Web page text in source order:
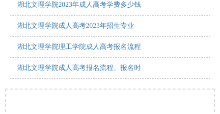
湖北文理学院2023年成人高考学费多少钱
湖北文理学院成人高考2023年招生专业
湖北文理学院理工学院成人高考报名流程
湖北文理学院成人高考报名流程、报名时